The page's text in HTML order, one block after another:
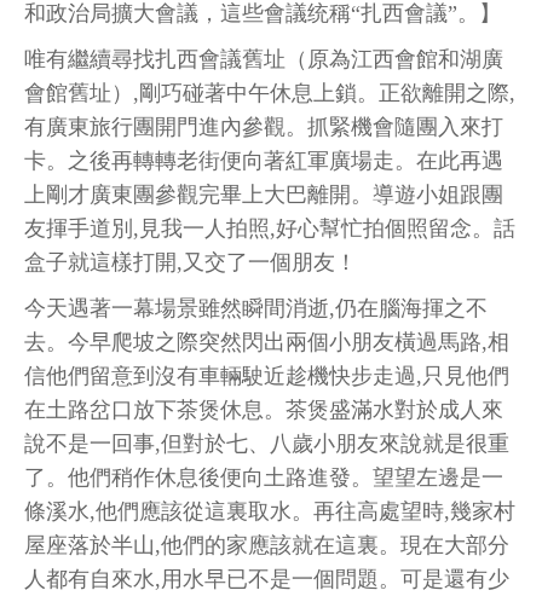
和政治局擴大會議，這些會議统稱“扎西會議”。】
唯有繼續尋找扎西會議舊址（原為江西會館和湖廣
會館舊址）,剛巧碰著中午休息上鎖。正欲離開之際,
有廣東旅行團開門進內參觀。抓緊機會隨團入來打
卡。之後再轉轉老街便向著紅軍廣場走。在此再遇
上剛才廣東團參觀完畢上大巴離開。導遊小姐跟團
友揮手道別,見我一人拍照,好心幫忙拍個照留念。話
盒子就這樣打開,又交了一個朋友！
今天遇著一幕場景雖然瞬間消逝,仍在腦海揮之不
去。今早爬坡之際突然閃出兩個小朋友橫過馬路,相
信他們留意到沒有車輛駛近趁機快步走過,只見他們
在土路岔口放下茶煲休息。茶煲盛滿水對於成人來
說不是一回事,但對於七、八歲小朋友來說就是很重
了。他們稍作休息後便向土路進發。望望左邊是一
條溪水,他們應該從這裏取水。再往高處望時,幾家村
屋座落於半山,他們的家應該就在這裏。現在大部分
人都有自來水,用水早已不是一個問題。可是還有少